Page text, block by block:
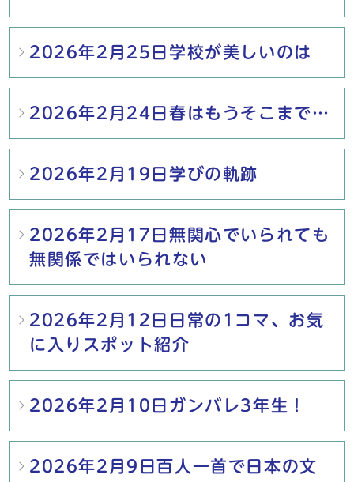
2026年2月25日学校が美しいのは
2026年2月24日春はもうそこまで…
2026年2月19日学びの軌跡
2026年2月17日無関心でいられても
無関係ではいられない
2026年2月12日日常の1コマ、お気
に入りスポット紹介
2026年2月10日ガンバレ3年生！
2026年2月9日百人一首で日本の文